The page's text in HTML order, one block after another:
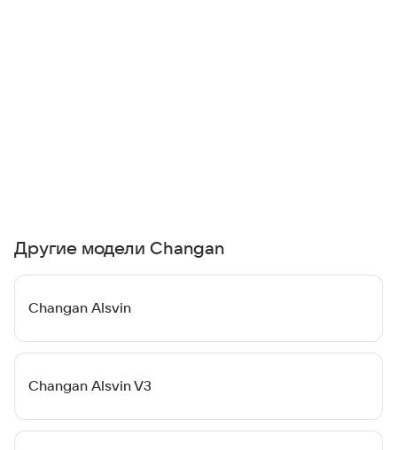
Другие модели Changan
Changan Alsvin
Changan Alsvin V3